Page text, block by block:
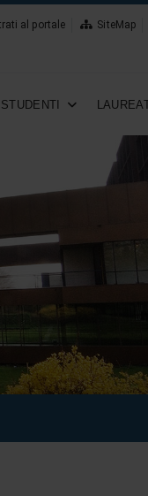
al portale SiteMap
STUDENTI